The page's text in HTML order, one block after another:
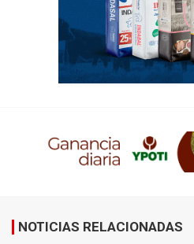
NOTICIAS RELACIONADAS